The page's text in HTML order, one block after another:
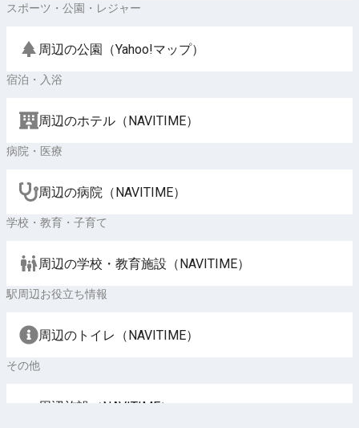
スポーツ・公園・レジャー
周辺の公園（Yahoo!マップ）
宿泊・入浴
周辺のホテル（NAVITIME）
病院・医療
周辺の病院（NAVITIME）
学校・教育・子育て
周辺の学校・教育施設（NAVITIME）
駅周辺お役立ち情報
周辺のトイレ（NAVITIME）
その他
周辺施設（NAVITIME）